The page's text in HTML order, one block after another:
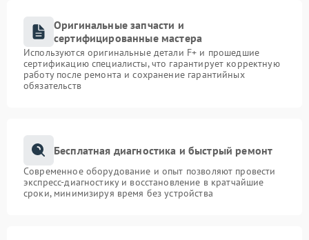
Оригинальные запчасти и
сертифицированные мастера
Используются оригинальные детали F+ и прошедшие
сертификацию специалисты, что гарантирует корректную
работу после ремонта и сохранение гарантийных
обязательств
Бесплатная диагностика и быстрый ремонт
Современное оборудование и опыт позволяют провести
экспресс-диагностику и восстановление в кратчайшие
сроки, минимизируя время без устройства